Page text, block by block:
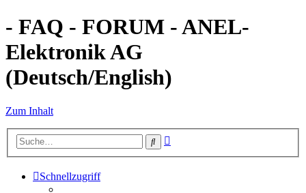
- FAQ - FORUM - ANEL-
Elektronik AG
(Deutsch/English)
Zum Inhalt
Suche
Schnellzugriff